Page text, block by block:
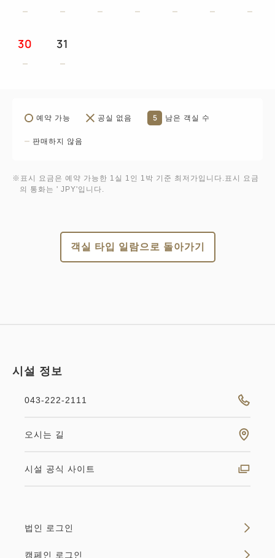
30 31
예약 가능 공실 없음 5 남은 객실 수
판매하지 않음
※표시 요금은 예약 가능한 1실 1인 1박 기준 최저가입니다.표시 요금
의 통화는 ' JPY'입니다.
객실 타입 일람으로 돌아가기
시설 정보
043-222-2111
오시는 길
시설 공식 사이트
법인 로그인
캠페인 로그인